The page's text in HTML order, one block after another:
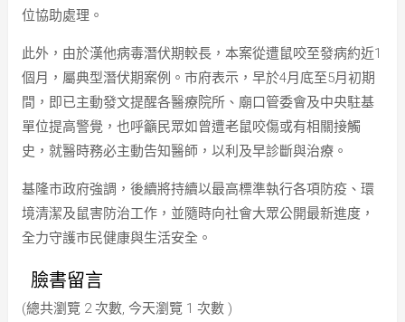
位協助處理。
此外，由於漢他病毒潛伏期較長，本案從遭鼠咬至發病約近1
個月，屬典型潛伏期案例。市府表示，早於4月底至5月初期
間，即已主動發文提醒各醫療院所、廟口管委會及中央駐基
單位提高警覺，也呼籲民眾如曾遭老鼠咬傷或有相關接觸
史，就醫時務必主動告知醫師，以利及早診斷與治療。
基隆市政府強調，後續將持續以最高標準執行各項防疫、環
境清潔及鼠害防治工作，並隨時向社會大眾公開最新進度，
全力守護市民健康與生活安全。
臉書留言
(總共瀏覽 2 次數, 今天瀏覽 1 次數 )